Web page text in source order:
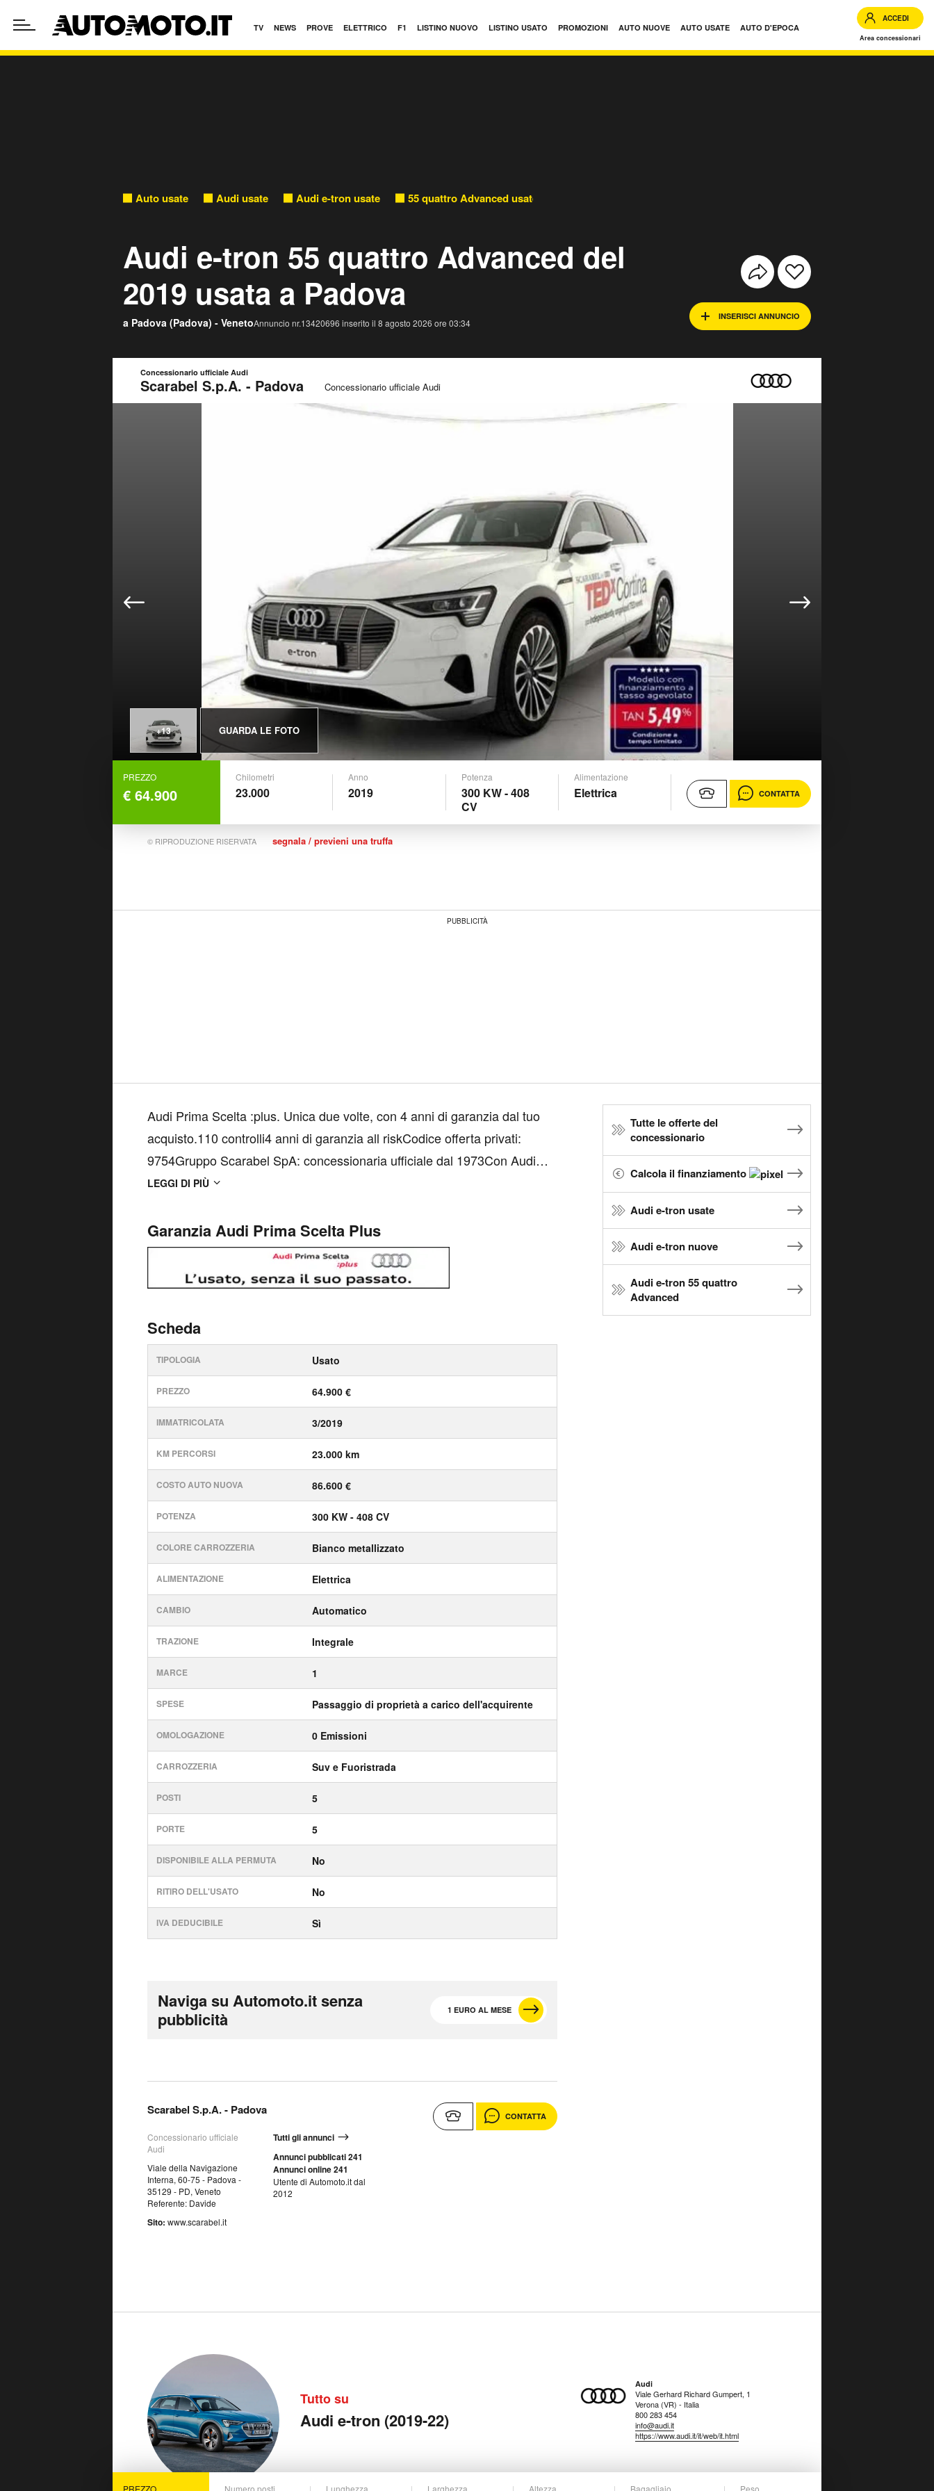
TV NEWS PROVE ELETTRICO F1 LISTINO NUOVO LISTINO USATO PROMOZIONI AUTO NUOVE AUTO USATE AUTO D'EPOCA
ACCEDI
Area concessionari
Auto usate Audi usate Audi e-tron usate 55 quattro Advanced usate
Audi e-tron 55 quattro Advanced del
2019 usata a Padova
a Padova (Padova) - VenetoAnnuncio nr.13420696 inserito il 8 agosto 2026 ore 03:34
INSERISCI ANNUNCIO
Concessionario ufficiale Audi
Scarabel S.p.A. - Padova Concessionario ufficiale Audi
+13 GUARDA LE FOTO
PREZZO
€ 64.900
Chilometri
23.000
Anno
2019
Potenza
300 KW - 408
CV
Alimentazione
Elettrica CONTATTA
© RIPRODUZIONE RISERVATA segnala / previeni una truffa
PUBBLICITÀ
Audi Prima Scelta :plus. Unica due volte, con 4 anni di garanzia dal tuo
acquisto.110 controlli4 anni di garanzia all riskCodice offerta privati:
9754Gruppo Scarabel SpA: concessionaria ufficiale dal 1973Con Audi
Financial Services e Audi, Scarabel offre finanziamenti personalizzati
LEGGI DI PIÙ
Garanzia Audi Prima Scelta Plus
Scheda
TIPOLOGIA Usato
PREZZO 64.900 €
IMMATRICOLATA 3/2019
KM PERCORSI 23.000 km
COSTO AUTO NUOVA 86.600 €
POTENZA 300 KW - 408 CV
COLORE CARROZZERIA Bianco metallizzato
ALIMENTAZIONE Elettrica
CAMBIO Automatico
TRAZIONE Integrale
MARCE 1
SPESE Passaggio di proprietà a carico dell'acquirente
OMOLOGAZIONE 0 Emissioni
CARROZZERIA Suv e Fuoristrada
POSTI 5
PORTE 5
DISPONIBILE ALLA PERMUTA No
RITIRO DELL'USATO No
IVA DEDUCIBILE Sì
Naviga su Automoto.it senza
pubblicità
1 EURO AL MESE
Scarabel S.p.A. - Padova
Concessionario ufficiale
Audi
Viale della Navigazione
Interna, 60-75 - Padova -
35129 - PD, Veneto
Referente: Davide
Sito: www.scarabel.it
Tutti gli annunci
Annunci pubblicati 241
Annunci online 241
Utente di Automoto.it dal
2012
CONTATTA
Tutte le offerte del
concessionario
Calcola il finanziamento
Audi e-tron usate
Audi e-tron nuove
Audi e-tron 55 quattro
Advanced
Tutto su
Audi e-tron (2019-22)
Audi
Viale Gerhard Richard Gumpert, 1
Verona (VR) - Italia
800 283 454
info@audi.it
https://www.audi.it/it/web/it.html
PREZZO Numero posti Lunghezza Larghezza Altezza Bagagliaio Peso